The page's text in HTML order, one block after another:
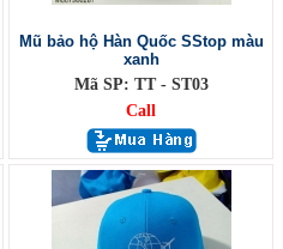
Mũ bảo hộ Hàn Quốc SStop màu
xanh
Mã SP: TT - ST03
Call